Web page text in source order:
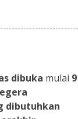
dibuka mulai 9
dibutuhkan